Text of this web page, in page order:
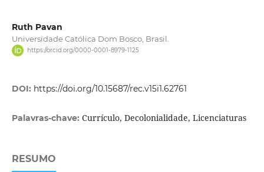
Ruth Pavan
Universidade Católica Dom Bosco, Brasil.
https://orcid.org/0000-0001-8979-1125
DOI: https://doi.org/10.15687/rec.v15i1.62761
Palavras-chave: Currículo, Decolonialidade, Licenciaturas
RESUMO